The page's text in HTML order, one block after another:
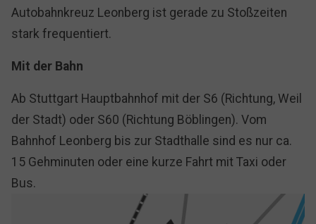
Autobahnkreuz Leonberg ist gerade zu Stoßzeiten
stark frequentiert.
Mit der Bahn
Ab Stuttgart Hauptbahnhof mit der S6 (Richtung, Weil
der Stadt) oder S60 (Richtung Böblingen). Vom
Bahnhof Leonberg bis zur Stadthalle sind es nur ca.
15 Gehminuten oder eine kurze Fahrt mit Taxi oder
Bus.
Show larger version for: